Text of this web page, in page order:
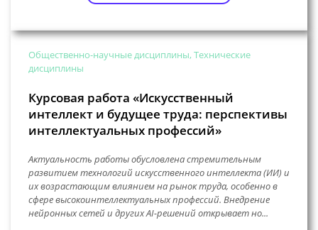
Общественно-научные дисциплины, Технические
дисциплины
Курсовая работа «Искусственный
интеллект и будущее труда: перспективы
интеллектуальных профессий»
Актуальность работы обусловлена стремительным
развитием технологий искусственного интеллекта (ИИ) и
их возрастающим влиянием на рынок труда, особенно в
сфере высокоинтеллектуальных профессий. Внедрение
нейронных сетей и других AI-решений открывает но...